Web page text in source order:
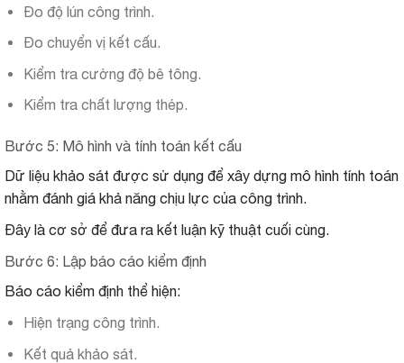
Đo độ lún công trình.
Đo chuyển vị kết cấu.
Kiểm tra cường độ bê tông.
Kiểm tra chất lượng thép.
Bước 5: Mô hình và tính toán kết cấu
Dữ liệu khảo sát được sử dụng để xây dựng mô hình tính toán
nhằm đánh giá khả năng chịu lực của công trình.
Đây là cơ sở để đưa ra kết luận kỹ thuật cuối cùng.
Bước 6: Lập báo cáo kiểm định
Báo cáo kiểm định thể hiện:
Hiện trạng công trình.
Kết quả khảo sát.